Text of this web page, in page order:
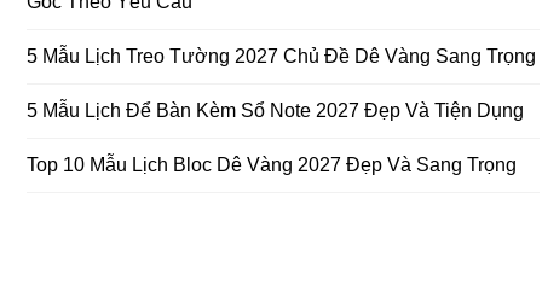
5 Mẫu Lịch Treo Tường 2027 Chủ Đề Dê Vàng Sang Trọng
5 Mẫu Lịch Để Bàn Kèm Sổ Note 2027 Đẹp Và Tiện Dụng
Top 10 Mẫu Lịch Bloc Dê Vàng 2027 Đẹp Và Sang Trọng